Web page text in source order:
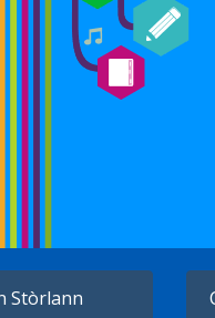
Stòrlann